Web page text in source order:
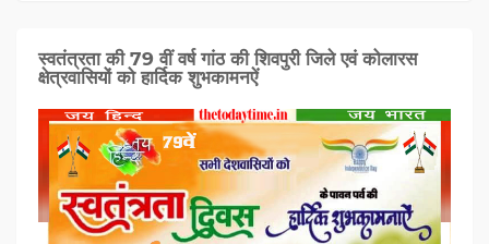
स्वतंत्रता की 79 वीं वर्ष गांठ की शिवपुरी जिले एवं कोलारस
क्षेत्रवासियों को हार्दिक शुभकामनऐं